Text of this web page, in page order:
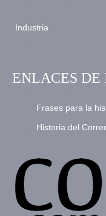
Industria
ENLACES DE
Frases para la
Historia del